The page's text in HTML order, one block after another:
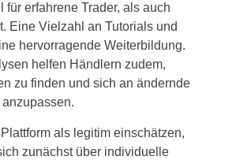
für erfahrene Trader, als auch
Eine Vielzahl an Tutorials und
hervorragende Weiterbildung.
helfen Händlern zudem,
zu finden und sich an ändernde
als legitim einschätzen,
zunächst über individuelle